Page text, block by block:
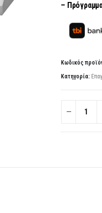
–
Κωδικός
Κατηγορία: